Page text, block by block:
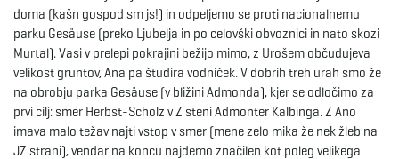
v
doma (kašn gospod sm js!) in odpeljemo se proti nacionalnemu
parku Gesäuse (preko Ljubelja in po celovški obvoznici in nato skozi
Murtal). Vasi v prelepi pokrajini bežijo mimo, z Urošem občudujeva
velikost gruntov, Ana pa študira vodniček. V dobrih treh urah smo že
na obrobju parka Gesäuse (v bližini Admonda), kjer se odločimo za
prvi cilj: smer Herbst-Scholz v Z steni Admonter Kalbinga. Z Ano
imava malo težav najti vstop v smer (mene zelo mika že nek žleb na
JZ strani), vendar na koncu najdemo značilen kot poleg velikega